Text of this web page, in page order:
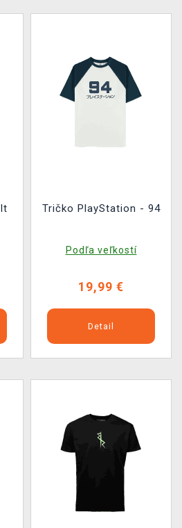
Tričko PlayStation - 94
Podľa veľkostí
19,99 €
Detail